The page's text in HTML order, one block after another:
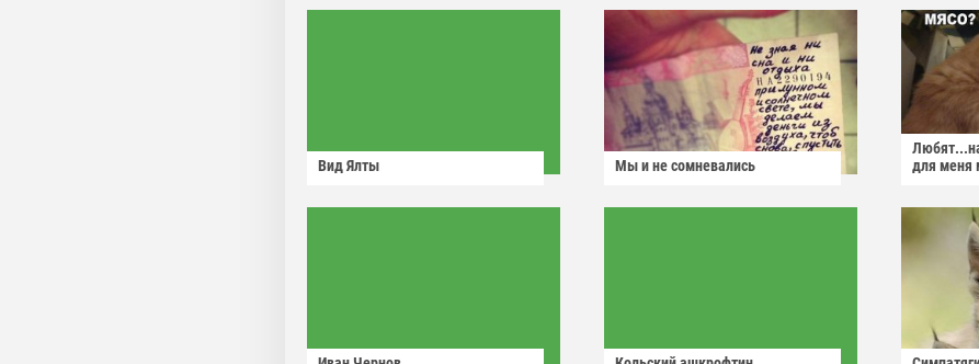
Вид Ялты Мы и не сомневались
для меня